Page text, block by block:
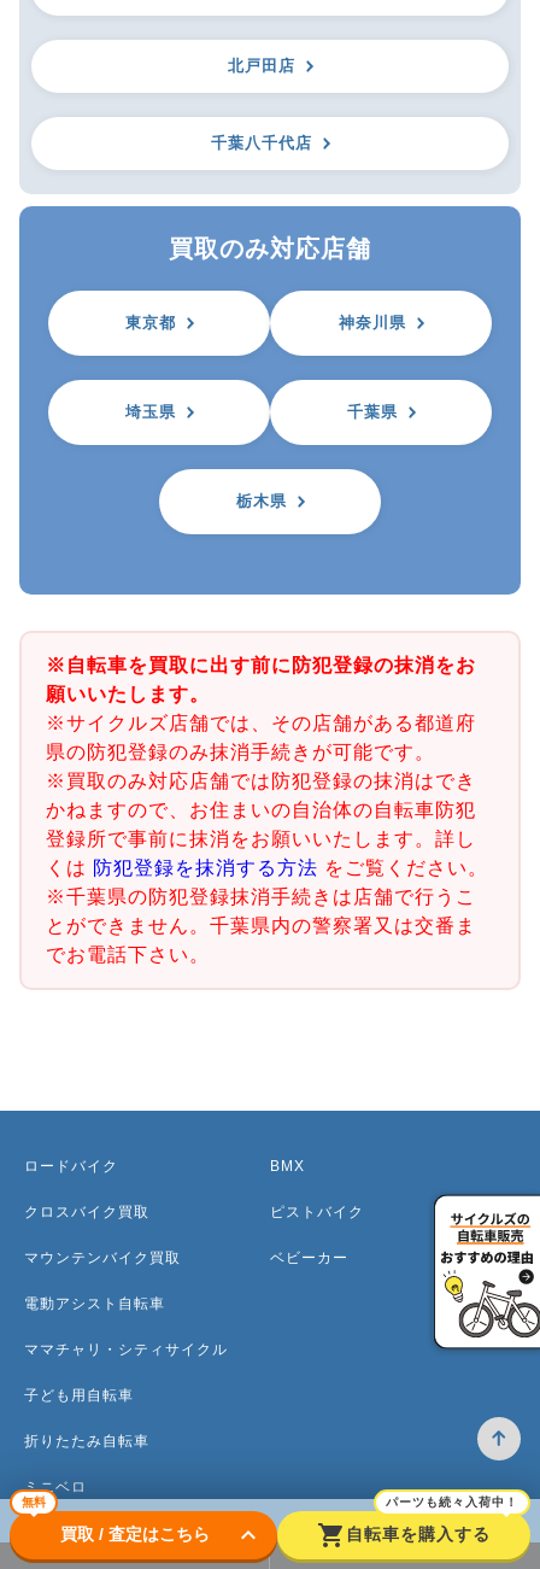
北戸田店
千葉八千代店
買取のみ対応店舗
東京都 神奈川県
埼玉県 千葉県
栃木県
※自転車を買取に出す前に防犯登録の抹消をお
願いいたします。
※サイクルズ店舗では、その店舗がある都道府
県の防犯登録のみ抹消手続きが可能です。
※買取のみ対応店舗では防犯登録の抹消はでき
かねますので、お住まいの自治体の自転車防犯
登録所で事前に抹消をお願いいたします。詳し
くは 防犯登録を抹消する方法 をご覧ください。
※千葉県の防犯登録抹消手続きは店舗で行うこ
とができません。千葉県内の警察署又は交番ま
でお電話下さい。
無料
買取 / 査定はこちら keyboard_arrow_down shopping_cart
パーツも続々入荷中！
自転車を購入する
ロードバイク
クロスバイク買取
マウンテンバイク買取
電動アシスト自転車
ママチャリ・シティサイクル
子ども用自転車
折りたたみ自転車
ミニベロ
BMX
ピストバイク
ベビーカー